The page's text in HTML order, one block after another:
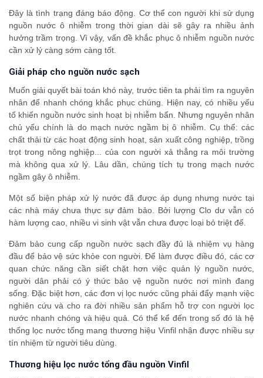
Đây là tình trạng đáng báo động. Cơ thể con người khi sử dụng
nguồn nước ô nhiễm trong thời gian dài sẽ gây ra nhiều ảnh
hưởng trầm trọng. Vì vậy, vấn đề khắc phục ô nhiễm nguồn nước
cần xử lý càng sớm càng tốt.
Giải pháp cho nguồn nước sạch
Muốn giải quyết bài toán khó này, trước tiên ta phải tìm ra nguyên
nhân để nhanh chóng khắc phục chúng. Hiện nay, có nhiều yếu
tố khiến nguồn nước sinh hoạt bị nhiễm bẩn. Nhưng nguyên nhân
chủ yếu chính là do mạch nước ngầm bị ô nhiễm. Cụ thể: các
chất thải từ các hoạt động sinh hoạt, sản xuất công nghiệp, trồng
trọt trong nông nghiệp... của con người xả thẳng ra môi trường
mà không qua xử lý. Lâu dần, chúng tích tụ trong mạch nước
ngầm gây ô nhiễm.
Một số biện pháp xử lý nước đã được áp dụng nhưng nước tại
các nhà máy chưa thực sự đảm bảo. Bởi lượng Clo dư vẫn có
hàm lượng cao, nhiều vi sinh vật vẫn chưa được loại bỏ triệt để.
Đảm bảo cung cấp nguồn nước sạch đầy đủ là nhiệm vụ hàng
đầu để bảo vệ sức khỏe con người. Để làm được điều đó, các cơ
quan chức năng cần siết chặt hơn việc quản lý nguồn nước,
người dân phải có ý thức bảo vệ nguồn nước nơi mình đang
sống. Đặc biệt hơn, các đơn vị lọc nước cũng phải đẩy mạnh việc
nghiên cứu và cho ra đời nhiều sản phẩm hỗ trợ con người lọc
nước nhanh chóng và hiệu quả. Có thể kể đến trong số đó là hệ
thống lọc nước tổng mang thương hiệu Vinfil nhận được nhiều sự
tín nhiệm từ người tiêu dùng.
Thương hiệu lọc nước tổng đầu nguồn Vinfil